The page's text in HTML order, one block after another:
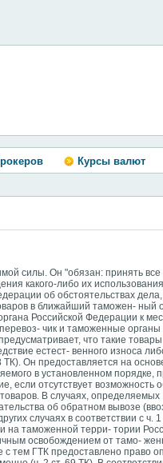
Курсы валют
силы. Он "обязан: принять
какого-либо их
об обстоятельствах
в ближайший таможен- ный
Российской Федерации к
чик и таможенные
что такие
естест- венного износа
ТК). Он предоставляется на
в установленном порядке,
если отсутствует
В случаях,
об обратном вывозе
случаях в соответствии с ч.
таможенной терри- тории
освобождением от тамо-
с тем ГТК предоставлено право